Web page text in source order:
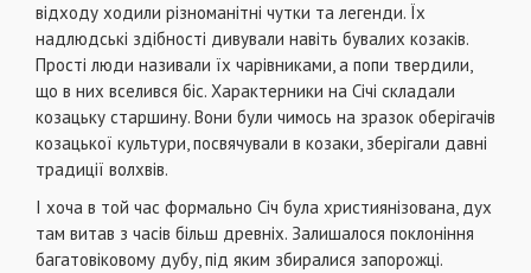
відходу ходили різноманітні чутки та легенди. Їх
надлюдські здібності дивували навіть бувалих козаків.
Прості люди називали їх чарівниками, а попи твердили,
що в них вселився біс. Характерники на Січі складали
козацьку старшину. Вони були чимось на зразок оберігачів
козацької культури, посвячували в козаки, зберігали давні
традиції волхвів.
І хоча в той час формально Січ була християнізована, дух
там витав з часів більш древніх. Залишалося поклоніння
багатовіковому дубу, під яким збиралися запорожці.